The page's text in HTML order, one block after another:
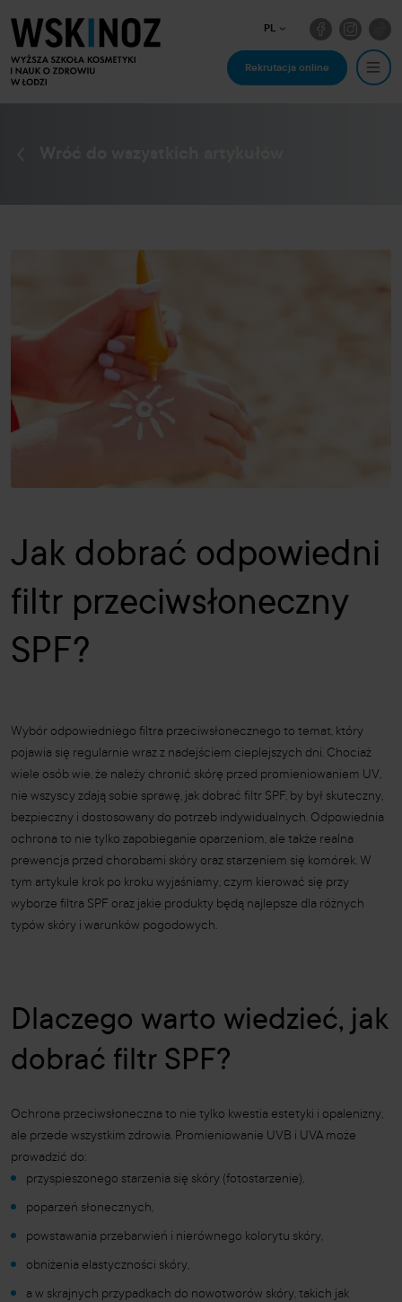
PL
Rekrutacja online
Jak dobrać odpowiedni
filtr przeciwsłoneczny
SPF?
Wybór odpowiedniego filtra przeciwsłonecznego to temat, który
pojawia się regularnie wraz z nadejściem cieplejszych dni. Chociaż
wiele osób wie, że należy chronić skórę przed promieniowaniem UV,
nie wszyscy zdają sobie sprawę, jak dobrać filtr SPF, by był skuteczny,
bezpieczny i dostosowany do potrzeb indywidualnych. Odpowiednia
ochrona to nie tylko zapobieganie oparzeniom, ale także realna
prewencja przed chorobami skóry oraz starzeniem się komórek. W
tym artykule krok po kroku wyjaśniamy, czym kierować się przy
wyborze filtra SPF oraz jakie produkty będą najlepsze dla różnych
typów skóry i warunków pogodowych.
Dlaczego warto wiedzieć, jak
dobrać filtr SPF?
Ochrona przeciwsłoneczna to nie tylko kwestia estetyki i opalenizny,
ale przede wszystkim zdrowia. Promieniowanie UVB i UVA może
prowadzić do:
przyspieszonego starzenia się skóry (fotostarzenie),
poparzeń słonecznych,
powstawania przebarwień i nierównego kolorytu skóry,
obniżenia elastyczności skóry,
a w skrajnych przypadkach do nowotworów skóry, takich jak